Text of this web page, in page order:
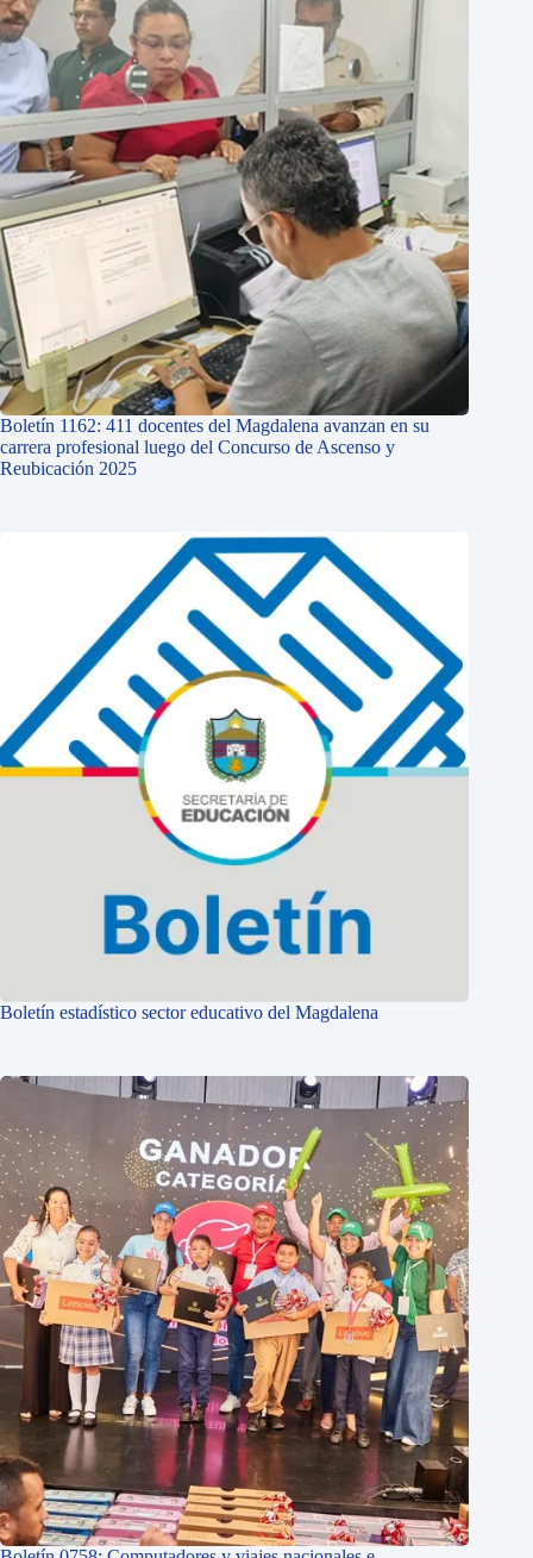
Boletín 1162: 411 docentes del Magdalena avanzan en su
carrera profesional luego del Concurso de Ascenso y
Reubicación 2025
Boletín estadístico sector educativo del Magdalena